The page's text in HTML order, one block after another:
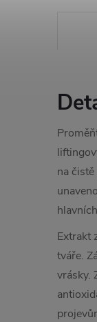
na
Extrakt
tváře.
vrásky.